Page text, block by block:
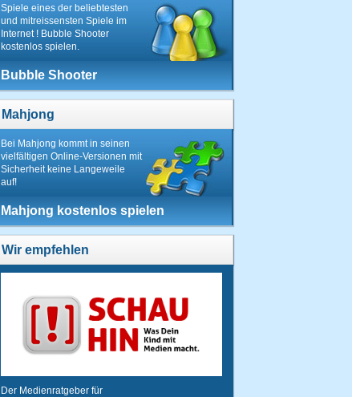
Spiele eines der beliebtesten
und mitreissensten Spiele im
Internet ! Bubble Shooter
kostenlos spielen.
Bubble Shooter
Mahjong
Bei Mahjong kommt in seinen
vielfältigen Online-Versionen mit
Sicherheit keine Langeweile
auf!
Mahjong kostenlos spielen
Wir empfehlen
Der Medienratgeber für